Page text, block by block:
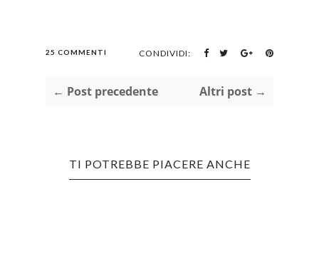
25 COMMENTI CONDIVIDI:
← Post precedente Altri post →
TI POTREBBE PIACERE ANCHE